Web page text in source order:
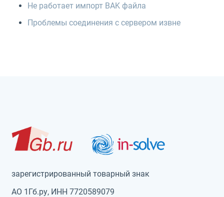
Не работает импорт BAK файла
Проблемы соединения с сервером извне
зарегистрированный товарный знак
АО 1Гб.ру, ИНН 7720589079